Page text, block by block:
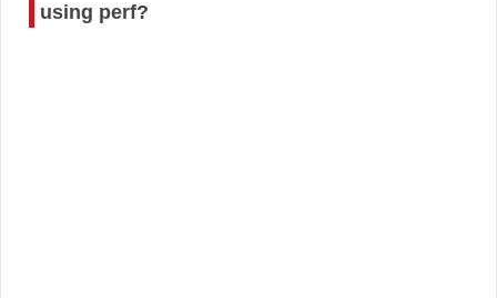
using perf?